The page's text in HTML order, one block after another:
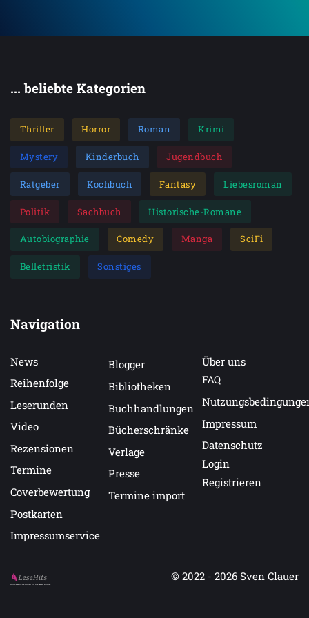
... beliebte Kategorien
Thriller Horror Roman Krimi
Mystery Kinderbuch Jugendbuch
Ratgeber Kochbuch Fantasy Liebesroman
Politik Sachbuch Historische-Romane
Autobiographie Comedy Manga SciFi
Belletristik Sonstiges
Navigation
News
Reihenfolge
Leserunden
Video
Rezensionen
Termine
Coverbewertung
Postkarten
Impressumservice
Blogger
Bibliotheken
Buchhandlungen
Bücherschränke
Verlage
Presse
Termine import
Über uns
FAQ
Impressum
Datenschutz
Login
Registrieren
Auf LeseHits.de findest Du die besten Bücher.
© 2022 - 2026 Sven Clauer